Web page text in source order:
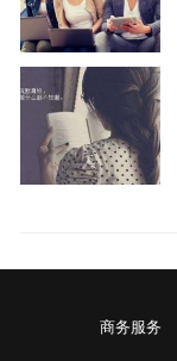
商务服务